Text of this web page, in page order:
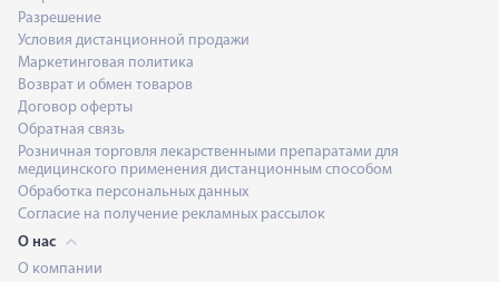
Разрешение
Условия дистанционной продажи
Маркетинговая политика
Возврат и обмен товаров
Договор оферты
Обратная связь
Розничная торговля лекарственными препаратами для
медицинского применения дистанционным способом
Обработка персональных данных
Согласие на получение рекламных рассылок
О нас
О компании